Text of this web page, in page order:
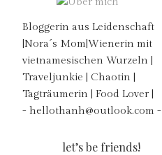
Bloggerin aus Leidenschaft
|Nora´s Mom|Wienerin mit
vietnamesischen Wurzeln |
Traveljunkie | Chaotin |
Tagträumerin | Food Lover |
- hellothanh@outlook.com -
let’s be friends!